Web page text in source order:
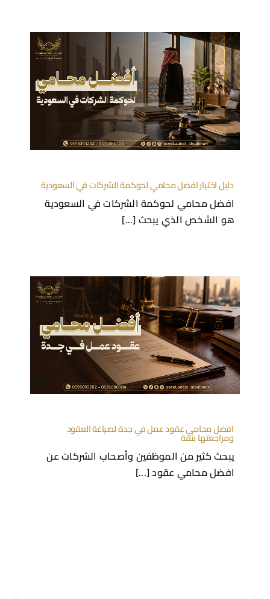
دليل اختيار افضل محامي لحوكمة الشركات في السعودية
افضل محامي لحوكمة الشركات في السعودية
هو الشخص الذي يبحث [...]
افضل محامي عقود عمل في جدة لصياغة العقود
ومراجعتها بثقة
يبحث كثير من الموظفين وأصحاب الشركات عن
افضل محامي عقود [...]